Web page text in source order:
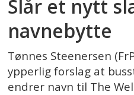
Slår et nytt
navnebytte
Tønnes Steenersen
ypperlig forslag at
endrer navn til The